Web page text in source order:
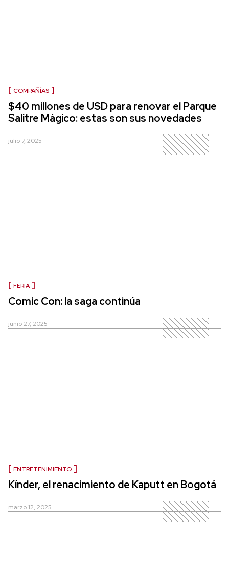
COMPAÑÍAS
$40 millones de USD para renovar el Parque
Salitre Mágico: estas son sus novedades
julio 7, 2025
FERIA
Comic Con: la saga continúa
junio 27, 2025
ENTRETENIMIENTO
Kínder, el renacimiento de Kaputt en Bogotá
marzo 12, 2025